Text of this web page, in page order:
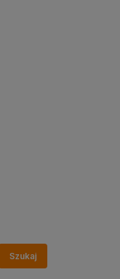
Szukaj